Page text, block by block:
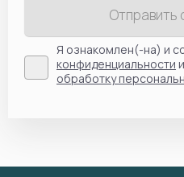
Отправить
Я ознакомлен(-на) и
конфиденциальности
обработку